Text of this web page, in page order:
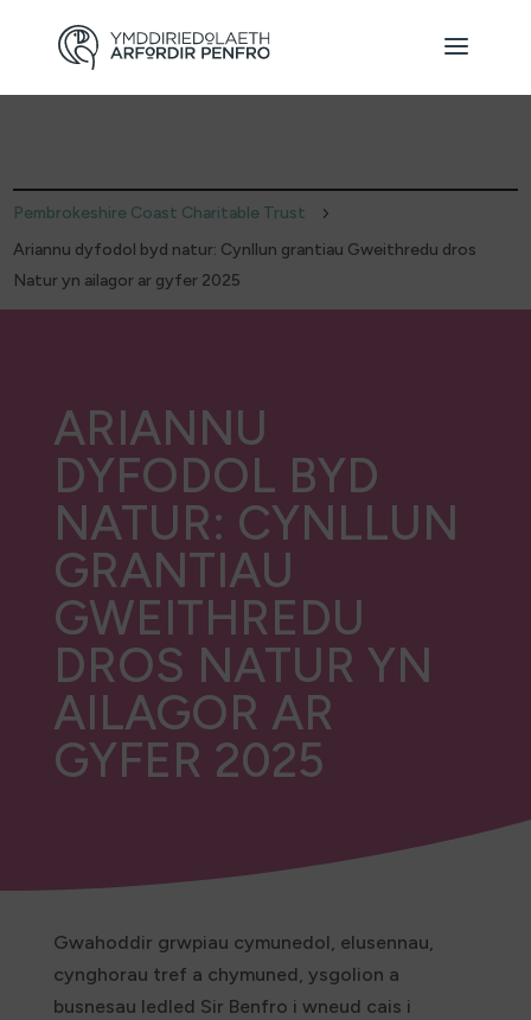
Pembrokeshire Coast Charitable Trust 5
Ariannu dyfodol byd natur: Cynllun grantiau Gweithredu dros
Natur yn ailagor ar gyfer 2025
ARIANNU
DYFODOL BYD
NATUR: CYNLLUN
GRANTIAU
GWEITHREDU
DROS NATUR YN
AILAGOR AR
GYFER 2025
Gwahoddir grwpiau cymunedol, elusennau,
cynghorau tref a chymuned, ysgolion a
busnesau ledled Sir Benfro i wneud cais i